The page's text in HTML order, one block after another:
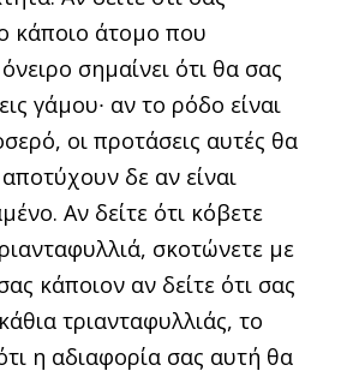
κάποιο άτομο που
σημαίνει ότι θα σας
γάμου∙ αν το ρόδο είναι
οι προτάσεις αυτές θα
δε αν είναι
Αν δείτε ότι κόβετε
σκο­τώνετε με
κάποιον αν δείτε ότι σας
τριανταφυλλιάς, το
η αδιαφορία σας αυτή θα